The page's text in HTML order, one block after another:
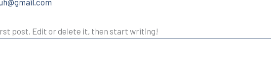
post. Edit or delete it, then start writing!